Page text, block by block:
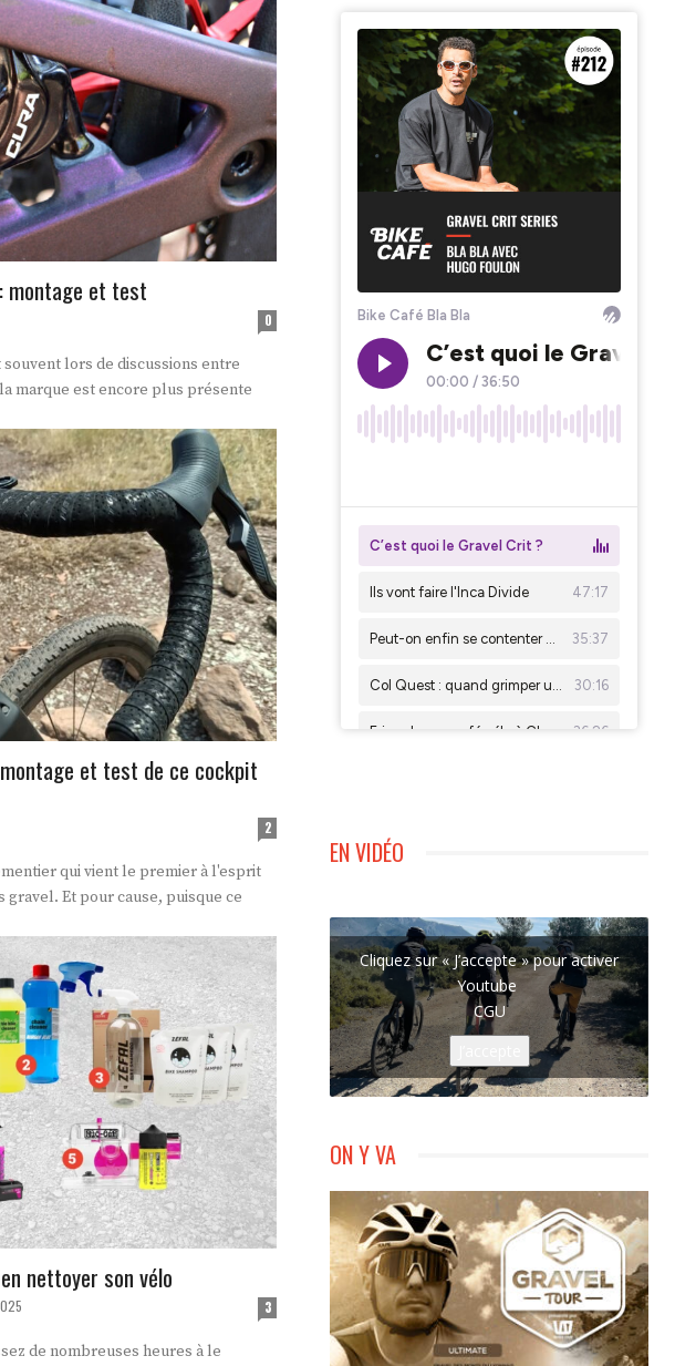
montage et test
0
lors de discussions entre
marque est encore plus présente
et test de ce cockpit
2
qui vient le premier à l'esprit
Et pour cause, puisque ce
nettoyer son vélo
3
de nombreuses heures à le
EN VIDÉO
Cliquez sur « J’accepte » pour activer
Youtube
CGU
ON Y VA